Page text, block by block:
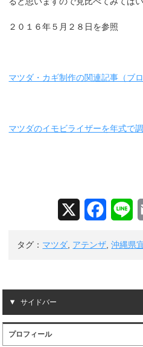
２０１６年５月２８日を参照
マツダ・カギ制作の関連記事（ブ
マツダのイモビライザーを年式で
o
タグ： マツダ アテンザ ,沖縄県
サイドバー
プロフィール